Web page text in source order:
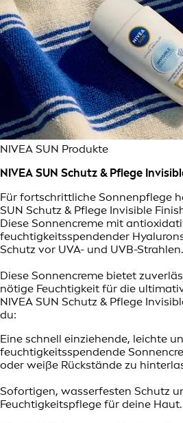
NIVEA SUN Produkte
NIVEA SUN Schutz & Pflege
Für fortschrittliche Sonnenpflege
SUN Schutz & Pflege Invisible
Diese Sonnencreme mit
feuchtigkeitsspendender
Schutz vor UVA- und UVB-Strahlen.
Diese Sonnencreme bietet
nötige Feuchtigkeit für die
NIVEA SUN Schutz & Pflege
du:
Eine schnell einziehende, leichte
feuchtigkeitsspendende
oder weiße Rückstände zu
Sofortigen, wasserfesten Schutz
Feuchtigkeitspflege für deine Haut.